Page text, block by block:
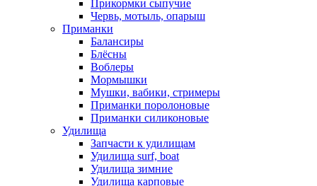
Прикормки сыпучие
Червь, мотыль, опарыш
Приманки
Балансиры
Блёсны
Воблеры
Мормышки
Мушки, вабики, стримеры
Приманки поролоновые
Приманки силиконовые
Удилища
Запчасти к удилищам
Удилища surf, boat
Удилища зимние
Удилища карповые